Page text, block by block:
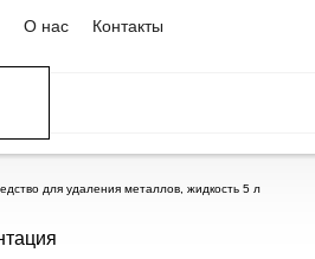
О нас Контакты
для удаления металлов, жидкость 5 л